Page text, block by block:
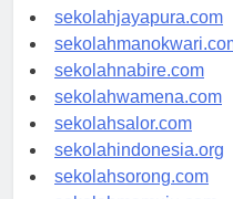
sekolahambon.com
sekolahjayapura.com
sekolahmanokwari.com
sekolahnabire.com
sekolahwamena.com
sekolahsalor.com
sekolahindonesia.org